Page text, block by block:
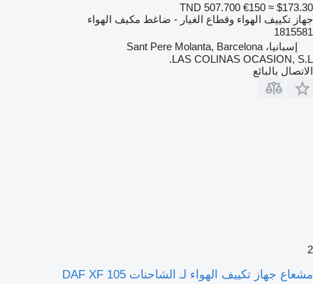
TND 507.700 €150 ≈ $173.30
جهاز تكييف الهواء وقطاع الغيار - ضاغط مكيف الهواء
1815581
إسبانيا، Sant Pere Molanta, Barcelona
LAS COLINAS OCASION, S.L.
الاتصال بالبائع
2
مشعاع جهاز تكييف الهواء لـ الشاحنات DAF XF 105